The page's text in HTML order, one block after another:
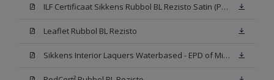
ILF Certificaat Sikkens Rubbol BL Rezisto Satin (PDF)
Leaflet Rubbol BL Rezisto
Sikkens Interior Laquers Waterbased - EPD of Milieuproductverklaring